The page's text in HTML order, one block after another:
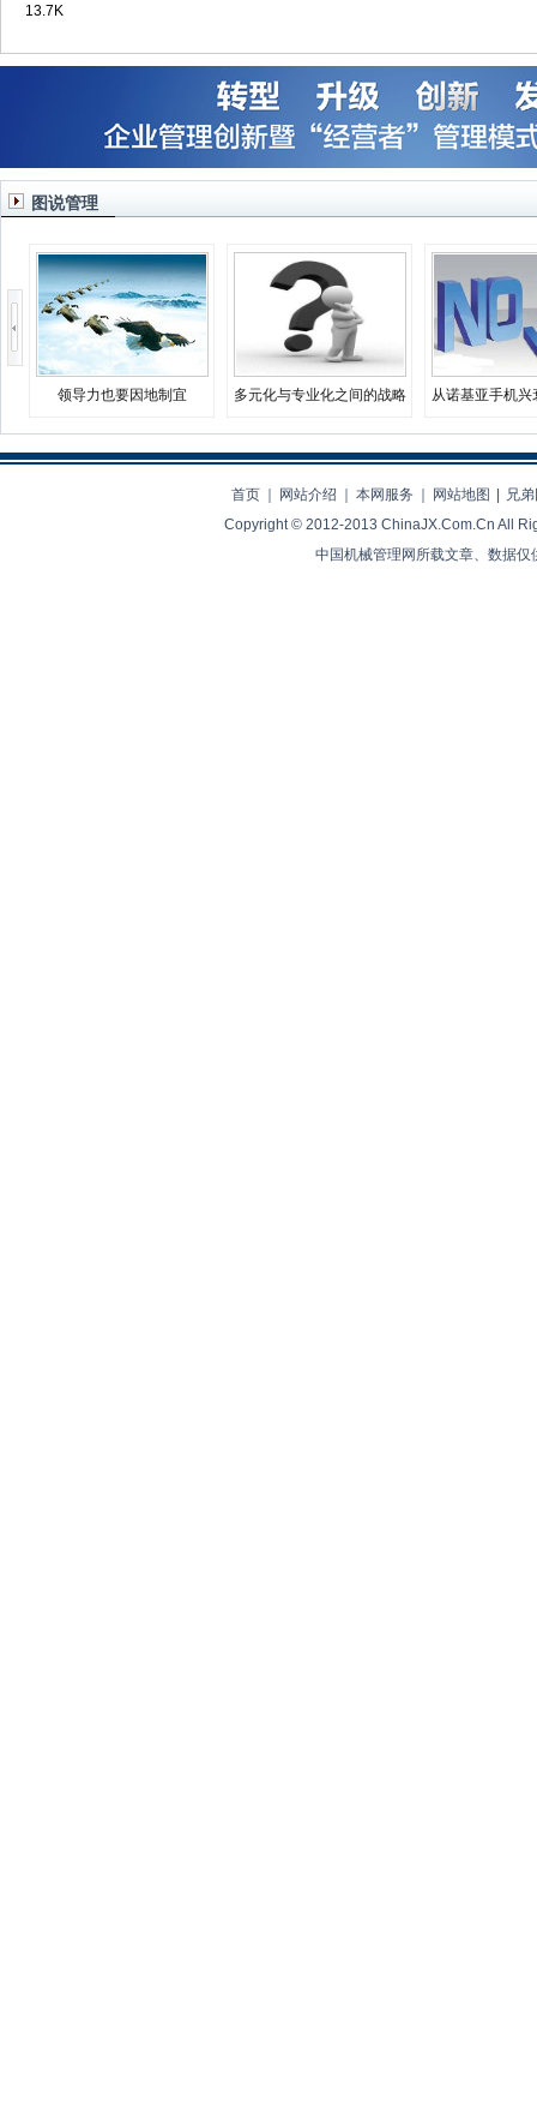
13.7K
图说管理
领导力也要因地制宜
多元化与专业化之间的战略
从诺基亚手机兴
首页 ｜ 网站介绍 ｜ 本网服务 ｜ 网站地图 | 兄
Copyright © 2012-2013 ChinaJX.Com.Cn All
中国机械管理网所载文章、数据